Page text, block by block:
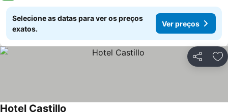
Selecione as datas para ver os preços
exatos.
Ver preços
Partilhar
Hotel Castillo